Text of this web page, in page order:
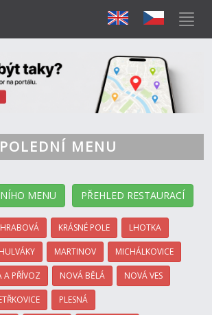
POLEDNÍ MENU
MENU PŘEHLED RESTAURACÍ
HRABOVÁ KRÁSNÉ POLE LHOTKA
MARTINOV MICHÁLKOVICE
A PŘÍVOZ NOVÁ BĚLÁ NOVÁ VES
PLESNÁ